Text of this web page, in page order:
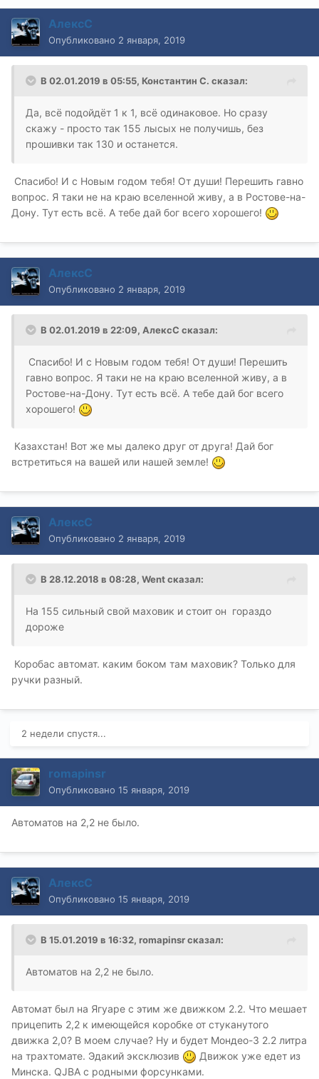
5. Маховик от имеющегося двигла под АКПП подойдет
на 2.2? По идее, кмк, должен, сцепления-то нету. А
стартеры одинаковые.
АлексС
Опубликовано 2 января, 2019
В 02.01.2019 в 05:55, Константин С. сказал:
Да, всё подойдёт 1 к 1, всё одинаковое. Но сразу
скажу - просто так 155 лысых не получишь, без
прошивки так 130 и останется.
Спасибо! И с Новым годом тебя! От души! Перешить гавно
вопрос. Я таки не на краю вселенной живу, а в Ростове-на-
Дону. Тут есть всё. А тебе дай бог всего хорошего!
АлексС
Опубликовано 2 января, 2019
В 02.01.2019 в 22:09, АлексС сказал:
Спасибо! И с Новым годом тебя! От души! Перешить
гавно вопрос. Я таки не на краю вселенной живу, а в
Ростове-на-Дону. Тут есть всё. А тебе дай бог всего
хорошего!
Казахстан! Вот же мы далеко друг от друга! Дай бог
встретиться на вашей или нашей земле!
АлексС
Опубликовано 2 января, 2019
В 28.12.2018 в 08:28, Wentсказал:
На 155 сильный свой маховик и стоит он гораздо
дороже
Коробас автомат. каким боком там маховик? Только для
ручки разный.
2 недели спустя...
romapinsr
Опубликовано 15 января, 2019
Автоматов на 2,2 не было.
АлексС
Опубликовано 15 января, 2019
В 15.01.2019 в 16:32, romapinsrсказал:
Автоматов на 2,2 не было.
Автомат был на Ягуаре с этим же движком 2.2. Что мешает
прицепить 2,2 к имеющейся коробке от стуканутого
движка 2,0? В моем случае? Ну и будет Мондео-3 2.2 литра
на трахтомате. Эдакий эксклюзив
Движок уже едет из
Минска. QJBA с родными форсунками.